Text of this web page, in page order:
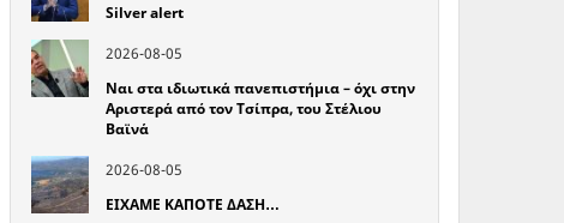
Silver alert
2026-08-05
Ναι στα ιδιωτικά πανεπιστήμια – όχι στην
Αριστερά από τον Τσίπρα, του Στέλιου
Βαϊνά
2026-08-05
ΕΙΧΑΜΕ ΚΑΠΟΤΕ ΔΑΣΗ…